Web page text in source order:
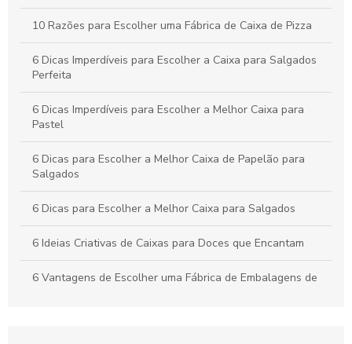
Como Escolher a Melhor Caixa Pizza Personalizada para Seu
Negócio
10 Razões para Escolher uma Fábrica de Caixa de Pizza
6 Dicas Imperdíveis para Escolher a Caixa para Salgados
Perfeita
6 Dicas Imperdíveis para Escolher a Melhor Caixa para
Pastel
6 Dicas para Escolher a Melhor Caixa de Papelão para
Salgados
6 Dicas para Escolher a Melhor Caixa para Salgados
6 Ideias Criativas de Caixas para Doces que Encantam
6 Vantagens de Escolher uma Fábrica de Embalagens de